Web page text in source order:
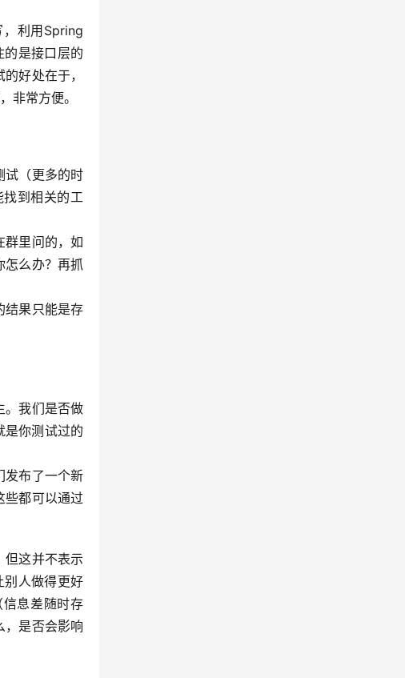
利用Spring
是接口层的
好处在于，
非常方便。
试（更多的时
到相关的工
群里问的，如
怎么办？再抓
结果只能是存
。我们是否做
是你测试过的
发布了一个新
些都可以通过
但这并不表示
别人做得更好
息差随时存
，是否会影响